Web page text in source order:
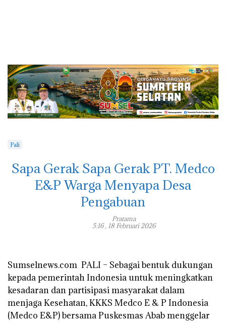
Pali
Sapa Gerak Sapa Gerak PT. Medco
E&P Warga Menyapa Desa
Pengabuan
Pratama
5:16 , 18 Februari 2026
Sumselnews.com PALI – Sebagai bentuk dukungan
kepada pemerintah Indonesia untuk meningkatkan
kesadaran dan partisipasi masyarakat dalam
menjaga Kesehatan, KKKS Medco E & P Indonesia
(Medco E&P) bersama Puskesmas Abab menggelar